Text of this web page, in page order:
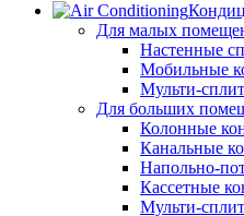
Для малых
Настенные
Мобильные
Мульти-
Для больших
Колонные
Канальные
Напольно-
Кассетные
Мульти-